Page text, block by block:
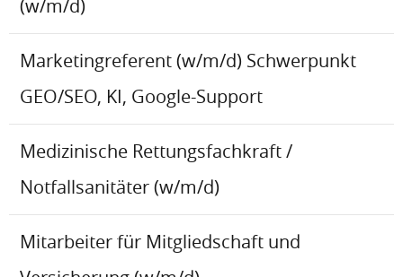
(w/m/d)
Marketingreferent (w/m/d) Schwerpunkt
GEO/SEO, KI, Google-Support
Medizinische Rettungsfachkraft /
Notfallsanitäter (w/m/d)
Mitarbeiter für Mitgliedschaft und